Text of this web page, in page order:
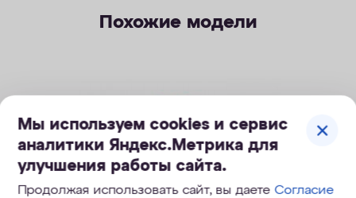
Похожие модели
Мы используем cookies и сервис
аналитики Яндекс.Метрика для
улучшения работы сайта.
Продолжая использовать сайт, вы даетеСогласие